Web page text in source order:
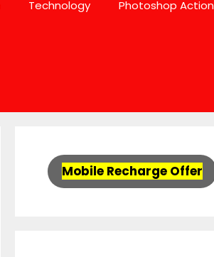
Technology Photoshop Action
Mobile Recharge Offer